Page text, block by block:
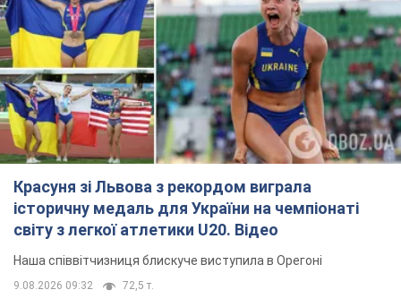
Красуня зі Львова з рекордом виграла
історичну медаль для України на чемпіонаті
світу з легкої атлетики U20. Відео
Наша співвітчизниця блискуче виступила в Орегоні
9.08.2026 09:32 72,5 т.
Брітні Спірс зізналася в уколах краси
і показала наслідки невдалої
косметології: ходила так майже
місяць
Помітний наслідок процедури зберігався